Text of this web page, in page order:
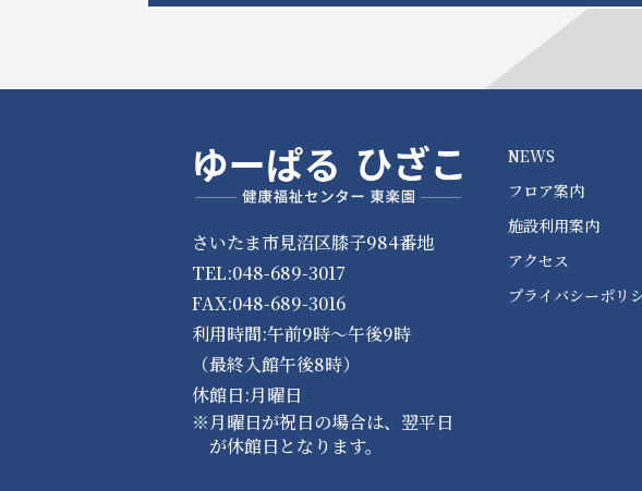
さいたま市見沼区膝子984番地
TEL:048-689-3017
FAX:048-689-3016
利用時間:午前9時～午後9時
（最終入館午後8時）
休館日:月曜日
※月曜日が祝日の場合は、翌平日
が休館日となります。
NEWS
フロア案内
施設利用案内
アクセス
プライバシーポリ